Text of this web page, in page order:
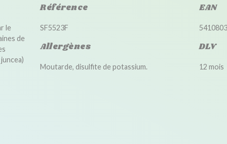
le
de
Référence
SF5523F
EAN
Allergènes
Moutarde, disulfite de potassium.
DLV
12 mois